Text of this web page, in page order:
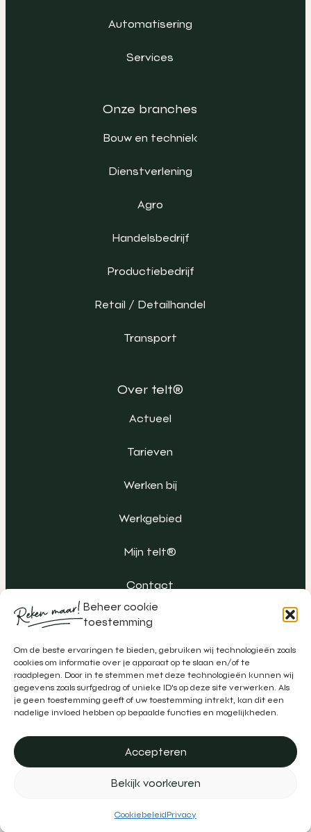
Beheer cookie
toestemming
Om de beste ervaringen te bieden, gebruiken wij technologieën zoals
cookies om informatie over je apparaat op te slaan en/of te
raadplegen. Door in te stemmen met deze technologieën kunnen wij
gegevens zoals surfgedrag of unieke ID's op deze site verwerken. Als
je geen toestemming geeft of uw toestemming intrekt, kan dit een
nadelige invloed hebben op bepaalde functies en mogelijkheden.
Accepteren
Bekijk voorkeuren
CookiebeleidPrivacy
Automatisering
Services
Onze branches
Bouw en techniek
Dienstverlening
Agro
Handelsbedrijf
Productiebedrijf
Retail / Detailhandel
Transport
Over telt®
Actueel
Tarieven
Werken bij
Werkgebied
Mijn telt®
Contact
Algemene voorwaarden
Klachtenregeling
Privacy
Disclaimer